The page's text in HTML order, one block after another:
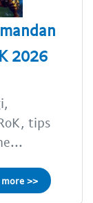
2026
tips
more >>